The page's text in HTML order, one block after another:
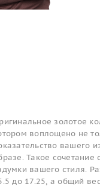
золотое
воплощено не
вашего
Такое
вашего стиля.
до 17.25, а общий